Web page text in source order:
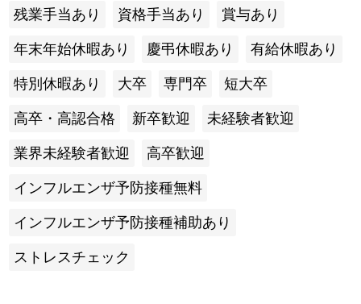
残業手当あり 資格手当あり 賞与あり
年末年始休暇あり 慶弔休暇あり 有給休暇あり
特別休暇あり 大卒 専門卒 短大卒
高卒・高認合格 新卒歓迎 未経験者歓迎
業界未経験者歓迎 高卒歓迎
インフルエンザ予防接種無料
インフルエンザ予防接種補助あり
ストレスチェック